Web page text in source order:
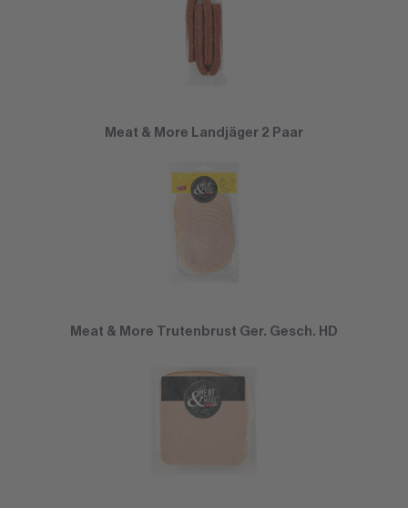
Meat & More Landjäger 2 Paar
Meat & More Trutenbrust Ger. Gesch. HD